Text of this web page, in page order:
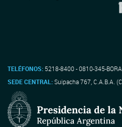
TELÉFONOS: 5218-8400 - 0810-345-
SEDE CENTRAL:Suipacha 767, C.A.B.A.